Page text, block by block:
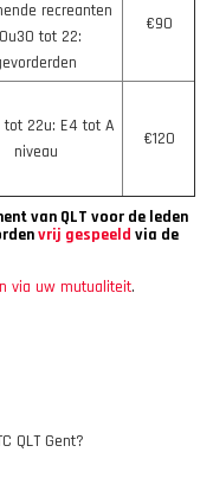
recreanten
tot 22:
€90
22u: E4 tot A
niveau
€120
van QLT voor de leden
vrij gespeeld via de
via uw mutualiteit.
QLT Gent?